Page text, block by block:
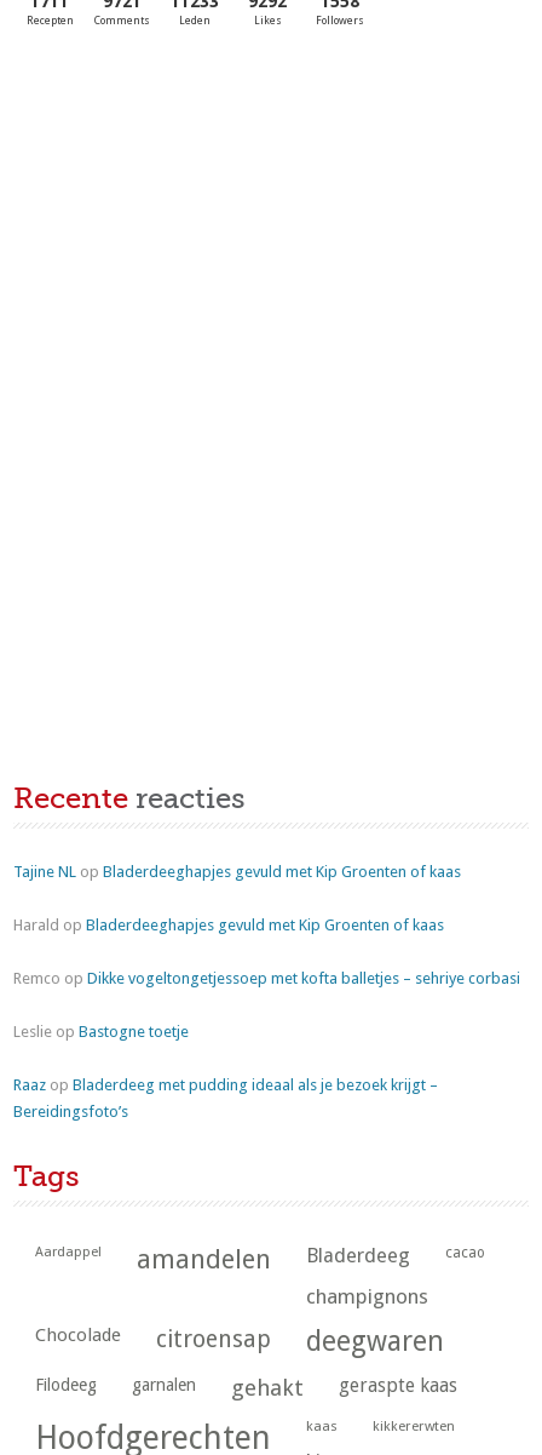
Recepten Comments Leden Likes Followers
Recente reacties
Tajine NL opBladerdeeghapjes gevuld met Kip Groenten of kaas
Harald opBladerdeeghapjes gevuld met Kip Groenten of kaas
Remco opDikke vogeltongetjessoep met kofta balletjes – sehriye corbasi
Leslie opBastogne toetje
Raaz opBladerdeeg met pudding ideaal als je bezoek krijgt –
Bereidingsfoto’s
Tags
Aardappel amandelen Bladerdeeg cacao
champignons
Chocolade citroensap deegwaren
Filodeeg garnalen gehakt geraspte kaas
Hoofdgerechten kaas kikkererwten